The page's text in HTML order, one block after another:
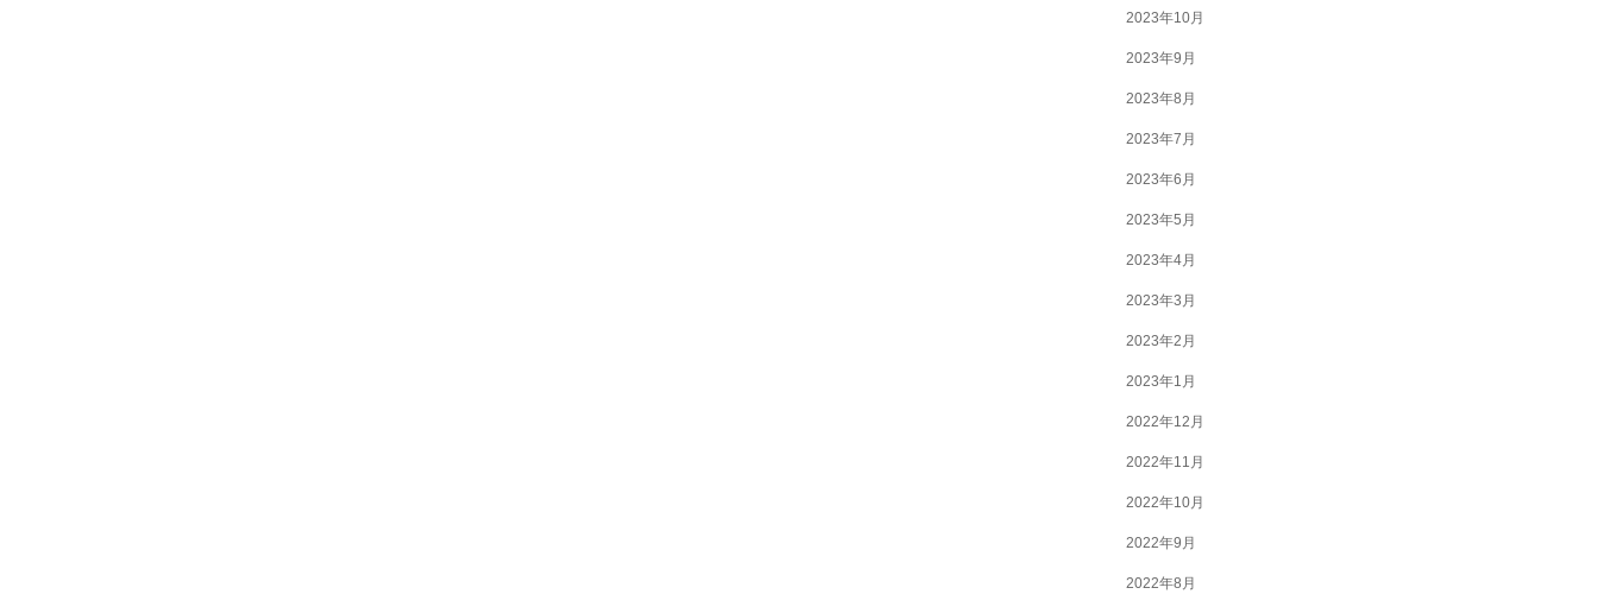
2023年10月
2023年9月
2023年8月
2023年7月
2023年6月
2023年5月
2023年4月
2023年3月
2023年2月
2023年1月
2022年12月
2022年11月
2022年10月
2022年9月
2022年8月